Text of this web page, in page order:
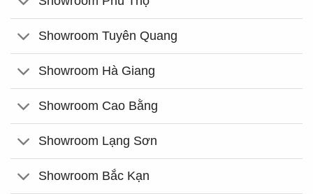
Showroom Tuyên Quang
Showroom Hà Giang
Showroom Cao Bằng
Showroom Lạng Sơn
Showroom Bắc Kạn